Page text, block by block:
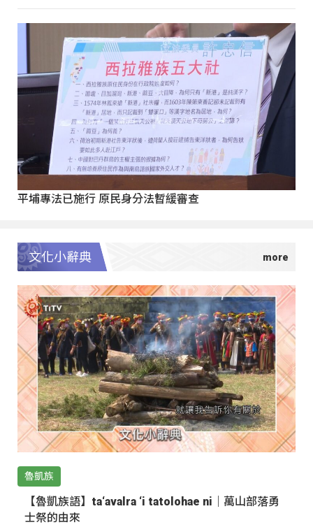
平埔專法已施行 原民身分法暫緩審查
文化小辭典
魯凱族
【魯凱族語】ta‘avalra ‘i tatolohae ni｜萬山部落勇
士祭的由來